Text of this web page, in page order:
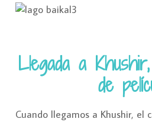
Llegada a
de
Cuando llegamos a Khushir, el